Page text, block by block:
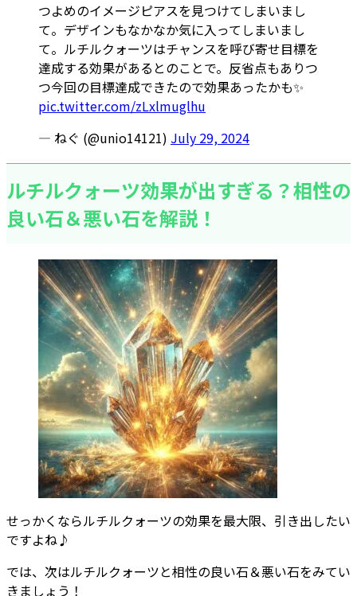
つよめのイメージピアスを見つけてしまいまし
て。デザインもなかなか気に入ってしまいまし
て。ルチルクォーツはチャンスを呼び寄せ目標を
達成する効果があるとのことで。反省点もありつ
つ今回の目標達成できたので効果あったかも✨️
pic.twitter.com/zLxlmuglhu
— ねぐ (@unio14121) July 29, 2024
ルチルクォーツ効果が出すぎる？相性の
良い石＆悪い石を解説！
せっかくならルチルクォーツの効果を最大限、引き出したい
ですよね♪
では、次はルチルクォーツと相性の良い石＆悪い石をみてい
きましょう！